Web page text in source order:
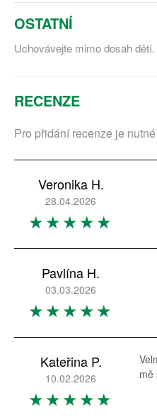
OSTATNÍ
Uchovávejte mimo dosah dětí.
RECENZE
Pro přidání recenze je
Veronika H.
28.04.2026
Pavlína H.
03.03.2026
Kateřina P.
10.02.2026
mě